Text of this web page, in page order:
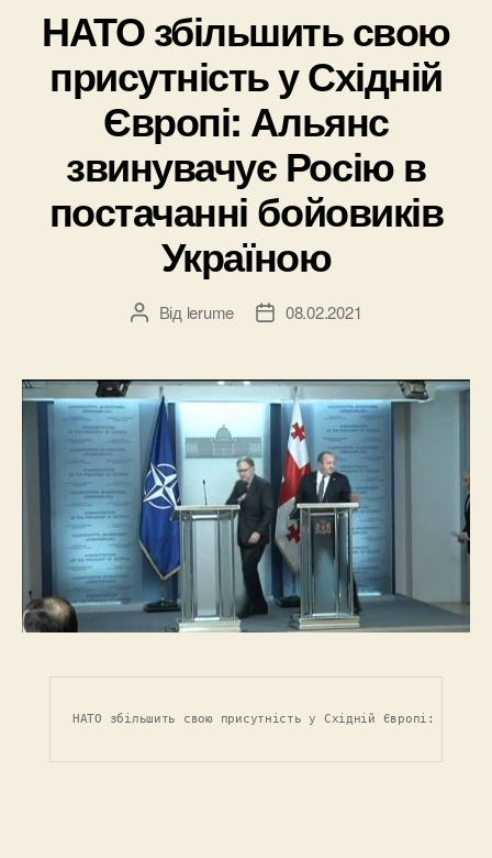
НАТО збільшить свою
присутність у Східній
Європі: Альянс
звинувачує Росію в
постачанні бойовиків
Україною
Автор
Від lerume
Дата08.02.2021
НАТО збільшить свою присутність у Східній Європі: